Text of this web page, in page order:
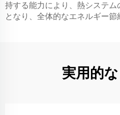
持する能力により、熱システ
となり、全体的なエネルギー節
実用的